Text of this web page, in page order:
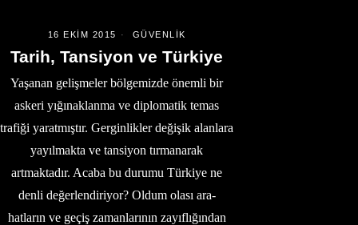
16 EKIM 2015 GÜVENLIK
Tarih, Tansiyon ve Türkiye
Yaşanan gelişmeler bölgemizde önemli bir
askeri yığınaklanma ve diplomatik temas
trafiği yaratmıştır. Gerginlikler değişik alanlara
yayılmakta ve tansiyon tırmanarak
artmaktadır. Acaba bu durumu Türkiye ne
denli değerlendiriyor? Oldum olası ara-
hatların ve geçiş zamanlarının zayıflığından